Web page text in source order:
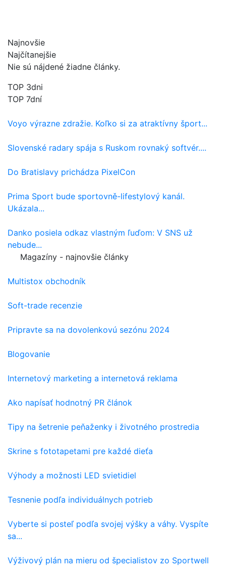
Najnovšie
Najčítanejšie
Nie sú nájdené žiadne články.
TOP 3dni
TOP 7dní
Voyo výrazne zdražie. Koľko si za atraktívny šport...
Slovenské radary spája s Ruskom rovnaký softvér....
Do Bratislavy prichádza PixelCon
Prima Sport bude sportovně-lifestylový kanál.
Ukázala...
Danko posiela odkaz vlastným ľuďom: V SNS už
nebude...
Magazíny - najnovšie články
Multistox obchodník
Soft-trade recenzie
Pripravte sa na dovolenkovú sezónu 2024
Blogovanie
Internetový marketing a internetová reklama
Ako napísať hodnotný PR článok
Tipy na šetrenie peňaženky i životného prostredia
Skrine s fototapetami pre každé dieťa
Výhody a možnosti LED svietidiel
Tesnenie podľa individuálnych potrieb
Vyberte si posteľ podľa svojej výšky a váhy. Vyspíte
sa...
Výživový plán na mieru od špecialistov zo Sportwell